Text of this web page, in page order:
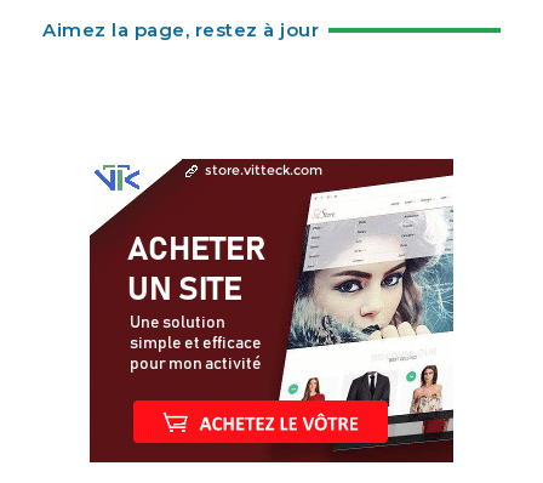
Aimez la page, restez à jour